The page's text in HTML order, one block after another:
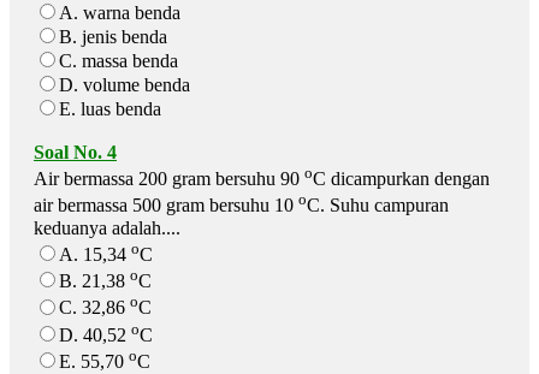
A. warna benda
B. jenis benda
C. massa benda
D. volume benda
E. luas benda
Soal No. 4
Air bermassa 200 gram bersuhu 90 oC dicampurkan dengan
air bermassa 500 gram bersuhu 10 oC. Suhu campuran
keduanya adalah....
A. 15,34 oC
B. 21,38 oC
C. 32,86 oC
D. 40,52 oC
E. 55,70 oC